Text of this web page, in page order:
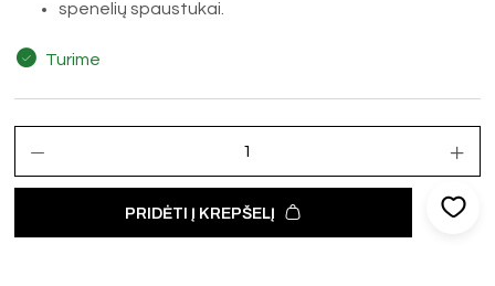
spenelių spaustukai.
Turime
PRIDĖTI Į KREPŠELĮ